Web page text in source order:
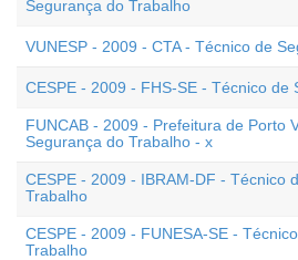
Segurança do Trabalho
VUNESP - 2009 - CTA - Técnico de
CESPE - 2009 - FHS-SE - Técnico de
FUNCAB - 2009 - Prefeitura de Porto
Segurança do Trabalho - x
CESPE - 2009 - IBRAM-DF - Técnico
Trabalho
CESPE - 2009 - FUNESA-SE -
Trabalho